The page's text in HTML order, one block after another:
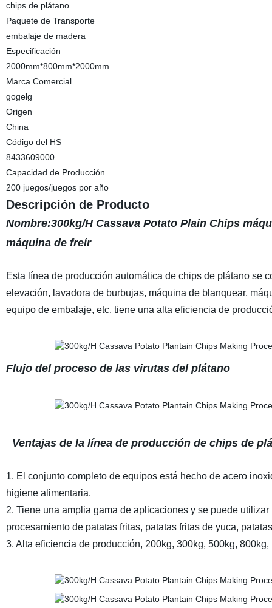
chips de plátano
Paquete de Transporte
embalaje de madera
Especificación
2000mm*800mm*2000mm
Marca Comercial
gogelg
Origen
China
Código del HS
8433609000
Capacidad de Producción
200 juegos/juegos por año
Descripción de Producto
Nombre:300kg/H Cassava Potato Plain Chips
máquina de freír
Esta línea de producción automática de chips de plátano se
elevación, lavadora de burbujas, máquina de blanquear,
equipo de embalaje, etc. tiene una alta eficiencia de
Flujo del proceso de las virutas del plátano
Ventajas de la línea de producción de chips de
1. El conjunto completo de equipos está hecho de acero
higiene alimentaria.
2. Tiene una amplia gama de aplicaciones y se puede
procesamiento de patatas fritas, patatas fritas de yuca,
3. Alta eficiencia de producción, 200kg, 300kg, 500kg,